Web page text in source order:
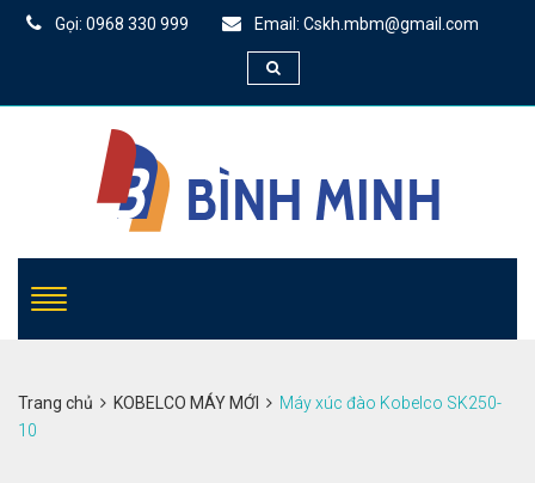
Gọi: 0968 330 999 Email: Cskh.mbm@gmail.com
Trang chủ KOBELCO MÁY MỚI
Máy xúc đào Kobelco SK250-
10